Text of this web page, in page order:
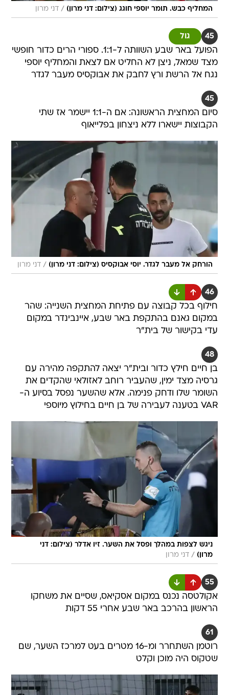
המחליף כבש. תומר יוספי חוגג (צילום: דני מרון) / דני מרון
45 גול
הפועל באר שבע השוותה ל-1:1. ספורי הרים כדור חופשי
מצד שמאל, ניצן לא החליט אם לצאת והמחליף יוספי
נגח אל הרשת ורץ לחבק את אבוקסיס מעבר לגדר
45
סיום המחצית הראשונה: אם ה-1:1 יישמר אז שתי
הקבוצות יישארו ללא ניצחון בפלייאוף
הורחק אל מעבר לגדר. יוסי אבוקסיס (צילום: דני מרון) / דני מרון
46
חילוף בכל קבוצה עם פתיחת המחצית השנייה: שהר
במקום גאנם בהתקפת באר שבע, איינבינדר במקום
עדי בקישור של בית"ר
48
בן חיים חילץ כדור ובית"ר יצאה להתקפה מהירה עם
גרסיה מצד ימין, שהעביר רוחב לאזולאי שהקדים את
השומר שלו ודחק פנימה. אלא שהשער נפסל בסיוע ה-
VAR בטענה לעבירה של בן חיים בחילוץ מיוספי
ניגש לצפות במהלך ופסל את השער. זיו אדלר (צילום: דני
מרון) / דני מרון
55
אקולטסה נכנס במקום אסקיאס, שסיים את משחקו
הראשון בהרכב באר שבע אחרי 55 דקות
61
רוטמן השתחרר ומ-16 מטרים בעט למרכז השער, שם
שטקוס היה מוכן וקלט